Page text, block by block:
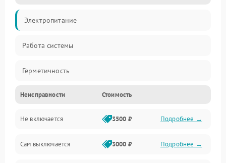
Электропитание
Работа системы
Герметичность
Механика
Неисправности Стоимость
Не включается 3500 ₽ Подробнее →
Сам выключается 3000 ₽ Подробнее →